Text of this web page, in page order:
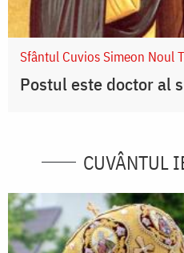
Sfântul Cuvios Simeon Noul
Postul este doctor al
CUVÂNTUL